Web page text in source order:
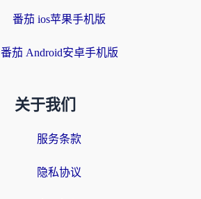
番茄 ios苹果手机版
番茄 Android安卓手机版
关于我们
服务条款
隐私协议